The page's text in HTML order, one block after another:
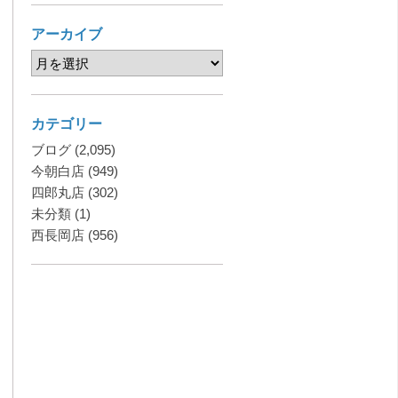
アーカイブ
カテゴリー
ブログ(2,095)
今朝白店(949)
四郎丸店(302)
未分類(1)
西長岡店(956)